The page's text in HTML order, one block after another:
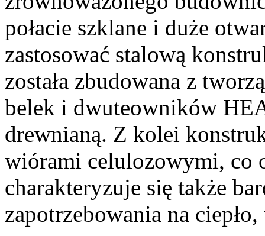
połacie szklane i duże
zastosować stalową
została zbudowana z
belek i dwuteowników
drewnianą. Z kolei
wiórami celulozowymi, co
charakteryzuje się także
zapotrzebowania na